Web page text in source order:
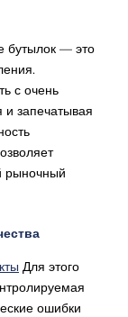
бутылок — это
с очень
и запечатывая
рыночный
Для этого
ошибки